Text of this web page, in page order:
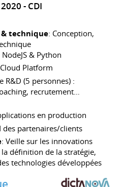
2020 CDI
technique: Conception,
& Python
Platform
R&D (5 personnes) :
recrutement…
en production
des partenaires/clients
: Veille sur les innovations
définition de la stratégie,
technologies développées